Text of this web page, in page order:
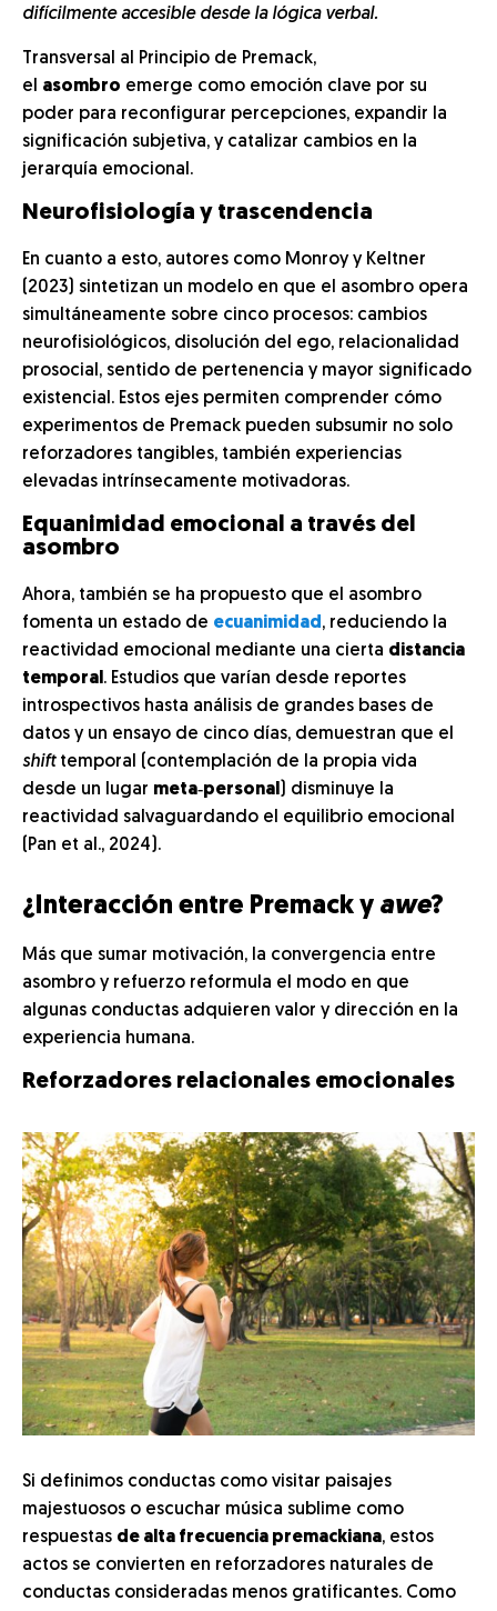
difícilmente accesible desde la lógica verbal.
Transversal al Principio de Premack,
el asombro emerge como emoción clave por su
poder para reconfigurar percepciones, expandir la
significación subjetiva, y catalizar cambios en la
jerarquía emocional.
Neurofisiología y trascendencia
En cuanto a esto, autores como Monroy y Keltner
(2023) sintetizan un modelo en que el asombro opera
simultáneamente sobre cinco procesos: cambios
neurofisiológicos, disolución del ego, relacionalidad
prosocial, sentido de pertenencia y mayor significado
existencial. Estos ejes permiten comprender cómo
experimentos de Premack pueden subsumir no solo
reforzadores tangibles, también experiencias
elevadas intrínsecamente motivadoras.
Equanimidad emocional a través del
asombro
Ahora, también se ha propuesto que el asombro
fomenta un estado de ecuanimidad , reduciendo la
reactividad emocional mediante una cierta distancia
temporal . Estudios que varían desde reportes
introspectivos hasta análisis de grandes bases de
datos y un ensayo de cinco días, demuestran que el
shifttemporal (contemplación de la propia vida
desde un lugar meta‑personal ) disminuye la
reactividad salvaguardando el equilibrio emocional
(Pan et al., 2024).
¿Interacción entre Premack y awe?
Más que sumar motivación, la convergencia entre
asombro y refuerzo reformula el modo en que
algunas conductas adquieren valor y dirección en la
experiencia humana.
Reforzadores relacionales emocionales
Si definimos conductas como visitar paisajes
majestuosos o escuchar música sublime como
respuestas de alta frecuencia premackiana, estos
actos se convierten en reforzadores naturales de
conductas consideradas menos gratificantes. Como